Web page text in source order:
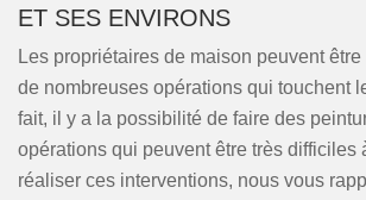
ET SES ENVIRONS
Les propriétaires de maison peuvent
de nombreuses opérations qui touchent
fait, il y a la possibilité de faire des
opérations qui peuvent être très difficiles
réaliser ces interventions, nous vous